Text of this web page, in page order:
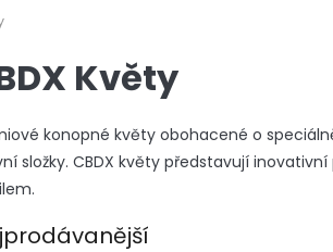
Květy
konopné květy obohacené o
složky. CBDX květy představují